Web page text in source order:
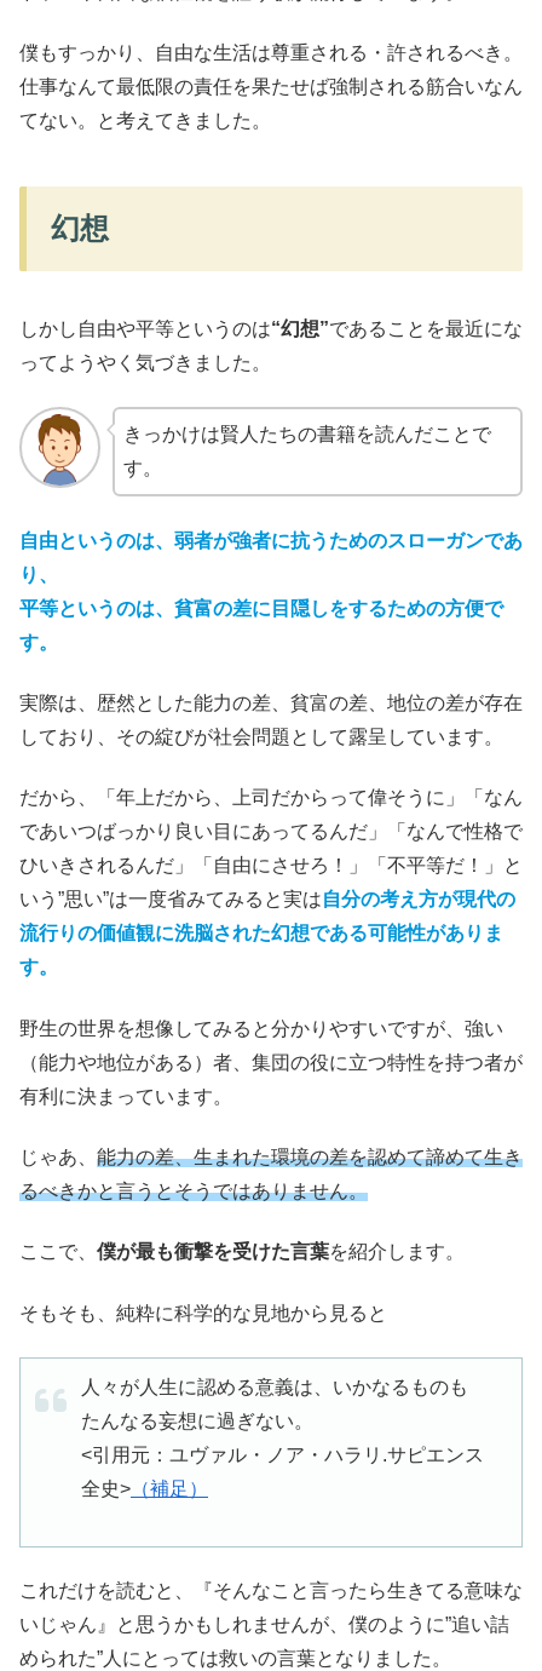
僕もすっかり、自由な生活は尊重される・許されるべき。
仕事なんて最低限の責任を果たせば強制される筋合いなん
てない。と考えてきました。
幻想
しかし自由や平等というのは“幻想”であることを最近にな
ってようやく気づきました。
きっかけは賢人たちの書籍を読んだことで
す。
自由というのは、弱者が強者に抗うためのスローガンであ
り、
平等というのは、貧富の差に目隠しをするための方便で
す。
実際は、歴然とした能力の差、貧富の差、地位の差が存在
しており、その綻びが社会問題として露呈しています。
だから、「年上だから、上司だからって偉そうに」「なん
であいつばっかり良い目にあってるんだ」「なんで性格で
ひいきされるんだ」「自由にさせろ！」「不平等だ！」と
いう”思い”は一度省みてみると実は自分の考え方が現代の
流行りの価値観に洗脳された幻想である可能性がありま
す。
野生の世界を想像してみると分かりやすいですが、強い
（能力や地位がある）者、集団の役に立つ特性を持つ者が
有利に決まっています。
じゃあ、 能力の差、生まれた環境の差を認めて諦めて生き
るべきかと言うとそうではありません。
ここで、 僕が最も衝撃を受けた言葉を紹介します。
そもそも、純粋に科学的な見地から見ると
人々が人生に認める意義は、いかなるものも
たんなる妄想に過ぎない。
<引用元：ユヴァル・ノア・ハラリ.サピエンス
全史> （補足）
これだけを読むと、『そんなこと言ったら生きてる意味な
いじゃん』と思うかもしれませんが、僕のように”追い詰
められた”人にとっては救いの言葉となりました。